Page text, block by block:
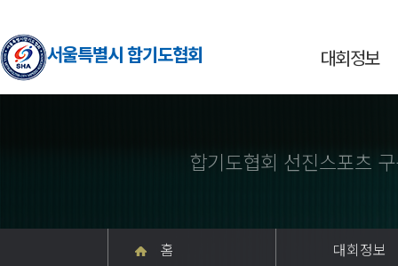
서울특별시 합기도협회 대회정보
합기도협회 선진스포츠
홈 대회정보